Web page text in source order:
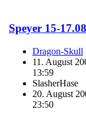
Speyer 15-17.08
Dragon-Skull
11. August
13:59
SlasherHase
20. August
23:50